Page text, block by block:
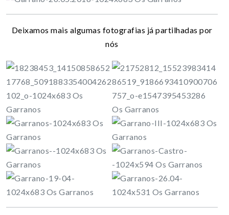
Deixamos mais algumas fotografias já partilhadas por
nós